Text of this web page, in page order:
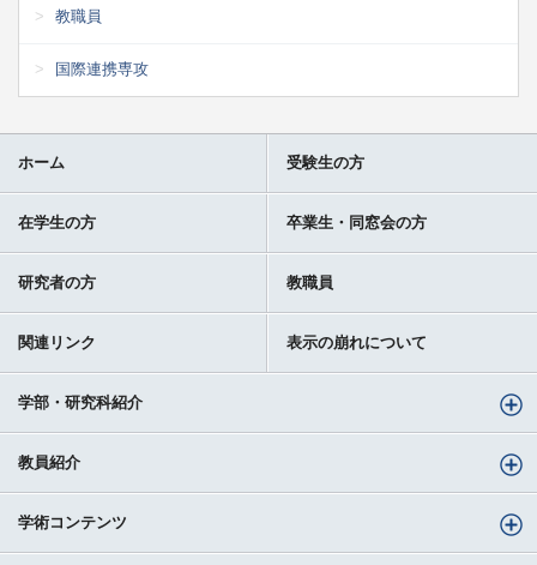
教職員
国際連携専攻
ホーム 受験生の方
在学生の方 卒業生・同窓会の方
研究者の方 教職員
関連リンク 表示の崩れについて
学部・研究科紹介
教員紹介
学術コンテンツ